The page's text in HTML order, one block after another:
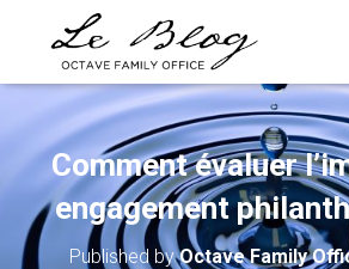
Comment évaluer
engagement
Published byOctave Family